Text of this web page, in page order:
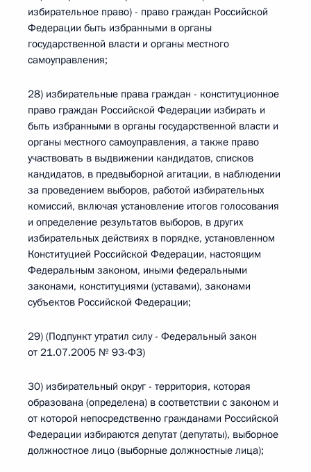
избирательное право) - право граждан Российской
Федерации быть избранными в органы
государственной власти и органы местного
самоуправления;
28) избирательные права граждан - конституционное
право граждан Российской Федерации избирать и
быть избранными в органы государственной власти и
органы местного самоуправления, а также право
участвовать в выдвижении кандидатов, списков
кандидатов, в предвыборной агитации, в наблюдении
за проведением выборов, работой избирательных
комиссий, включая установление итогов голосования
и определение результатов выборов, в других
избирательных действиях в порядке, установленном
Конституцией Российской Федерации, настоящим
Федеральным законом, иными федеральными
законами, конституциями (уставами), законами
субъектов Российской Федерации;
29) (Подпункт утратил силу - Федеральный закон
от 21.07.2005 № 93-ФЗ)
30) избирательный округ - территория, которая
образована (определена) в соответствии с законом и
от которой непосредственно гражданами Российской
Федерации избираются депутат (депутаты), выборное
должностное лицо (выборные должностные лица);